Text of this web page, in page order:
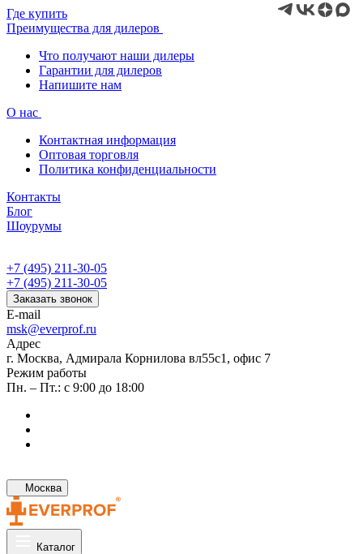
Где купить
Преимущества для дилеров
Что получают наши дилеры
Гарантии для дилеров
Напишите нам
О нас
Контактная информация
Оптовая торговля
Политика конфиденциальности
Контакты
Блог
Шоурумы
+7 (495) 211-30-05
+7 (495) 211-30-05
Заказать звонок
E-mail
msk@everprof.ru
Адрес
г. Москва, Адмирала Корнилова вл55с1, офис 7
Режим работы
Пн. – Пт.: с 9:00 до 18:00
Москва
Каталог